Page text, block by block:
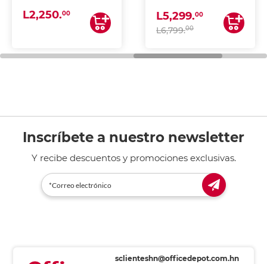
L2,250.00
ESCANEA)
L5,299.00
L6,799.00
Inscríbete a nuestro newsletter
Y recibe descuentos y promociones exclusivas.
sclienteshn@officedepot.com.hn